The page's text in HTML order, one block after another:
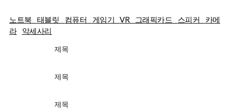
노트북 태블릿 컴퓨터 게임기VR 그래픽카드 스피커 카메
라
악세사리
제목
제목
제목